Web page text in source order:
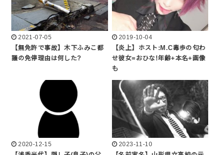
2021-07-05
【無免許で事故】木下ふみこ都
議の免停理由は何した?
2019-10-04
【炎上】ホスト:M.C毒歩の匂わ
せ彼女=おひな!年齢+本名+画像
も
2020-12-15
2023-11-10